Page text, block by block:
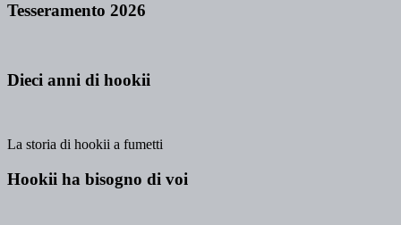
Tesseramento 2026
Dieci anni di hookii
La storia di hookii a fumetti
Hookii ha bisogno di voi